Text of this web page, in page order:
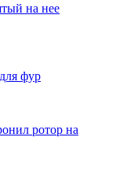
на нее
фур
ротор на